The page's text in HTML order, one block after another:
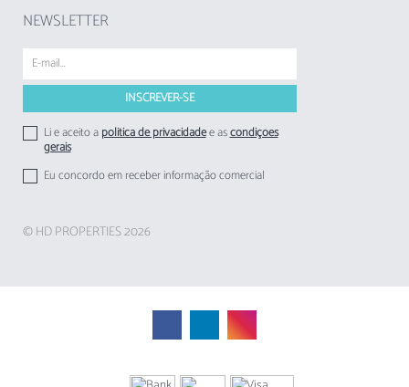
NEWSLETTER
Li e aceito apolitica de privacidadee ascondições
gerais
Eu concordo em receber informação comercial
© HD PROPERTIES 2026